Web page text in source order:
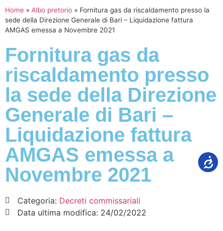
Home » Albo pretorio » Fornitura gas da riscaldamento presso la
sede della Direzione Generale di Bari – Liquidazione fattura
AMGAS emessa a Novembre 2021
Fornitura gas da
riscaldamento presso
la sede della Direzione
Generale di Bari –
Liquidazione fattura
AMGAS emessa a
Novembre 2021
Categoria: Decreti commissariali
Data ultima modifica: 24/02/2022